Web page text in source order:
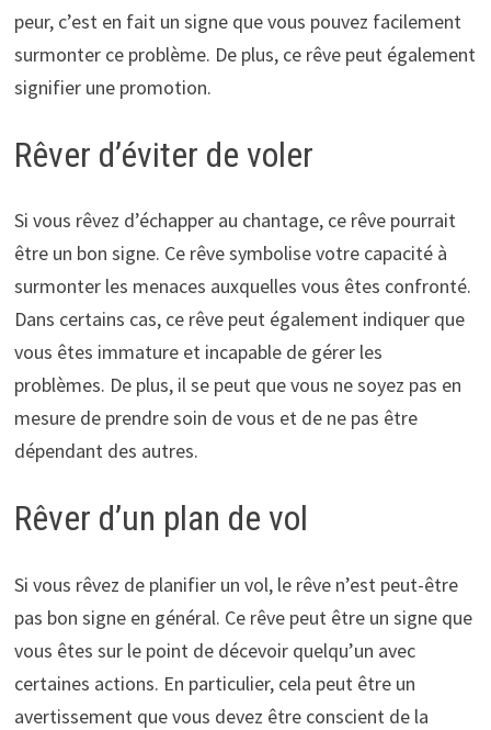
peur, c’est en fait un signe que vous pouvez facilement
surmonter ce problème. De plus, ce rêve peut également
signifier une promotion.
Rêver d’éviter de voler
Si vous rêvez d’échapper au chantage, ce rêve pourrait
être un bon signe. Ce rêve symbolise votre capacité à
surmonter les menaces auxquelles vous êtes confronté.
Dans certains cas, ce rêve peut également indiquer que
vous êtes immature et incapable de gérer les
problèmes. De plus, il se peut que vous ne soyez pas en
mesure de prendre soin de vous et de ne pas être
dépendant des autres.
Rêver d’un plan de vol
Si vous rêvez de planifier un vol, le rêve n’est peut-être
pas bon signe en général. Ce rêve peut être un signe que
vous êtes sur le point de décevoir quelqu’un avec
certaines actions. En particulier, cela peut être un
avertissement que vous devez être conscient de la